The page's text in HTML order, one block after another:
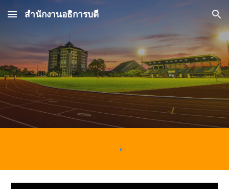
Skip to main content Skip to navigation
สำนักงานอธิการบดี